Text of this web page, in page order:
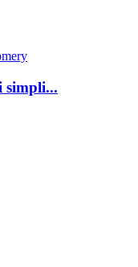
simpli...